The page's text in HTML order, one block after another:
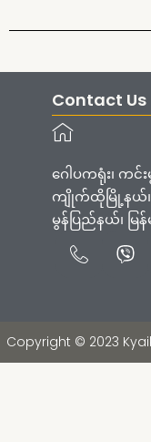
Contact Us
ဂေါပကရုံး၊ ကင်း
ကျိုက်ထိုမြို့နယ်
မွန်ပြည်နယ်၊ မြန်
Icon-
phone-
Copyright © 2023